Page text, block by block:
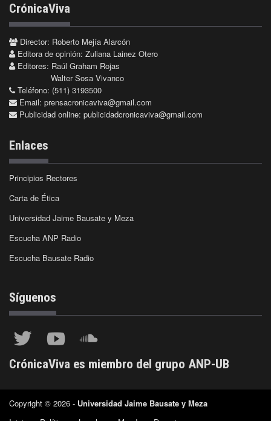
CrónicaViva
Director: Roberto Mejía Alarcón
Editora de opinión: Zuliana Lainez Otero
Editores: Raúl Graham Rojas
Walter Sosa Vivanco
Teléfono: (511) 3193500
Email: prensacronicaviva@gmail.com
Publicidad online: publicidadcronicaviva@gmail.com
Enlaces
Principios Rectores
Carta de Ética
Universidad Jaime Bausate y Meza
Escucha ANP Radio
Escucha Bausate Radio
Síguenos
CrónicaViva es miembro del grupo ANP-UB
Copyright © 2026 - Universidad Jaime Bausate y Meza